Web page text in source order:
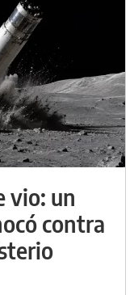
vio: un
contra